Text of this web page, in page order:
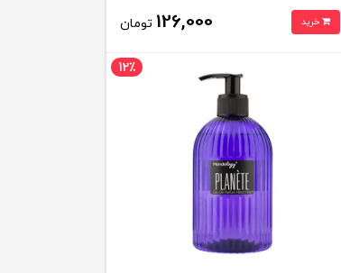
خرید 126,000 تومان
12٪